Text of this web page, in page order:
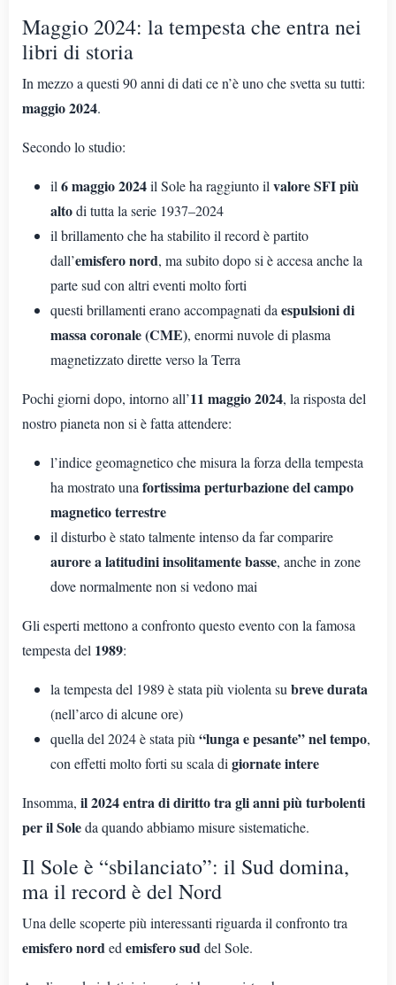
Maggio 2024: la tempesta che entra nei
libri di storia
In mezzo a questi 90 anni di dati ce n’è uno che svetta su tutti:
maggio 2024.
Secondo lo studio:
il 6 maggio 2024il Sole ha raggiunto il valore SFI più
altodi tutta la serie 1937–2024
il brillamento che ha stabilito il record è partito
dall’emisfero nord, ma subito dopo si è accesa anche la
parte sud con altri eventi molto forti
questi brillamenti erano accompagnati da espulsioni di
massa coronale (CME), enormi nuvole di plasma
magnetizzato dirette verso la Terra
Pochi giorni dopo, intorno all’11 maggio 2024, la risposta del
nostro pianeta non si è fatta attendere:
l’indice geomagnetico che misura la forza della tempesta
ha mostrato una fortissima perturbazione del campo
magnetico terrestre
il disturbo è stato talmente intenso da far comparire
aurore a latitudini insolitamente basse, anche in zone
dove normalmente non si vedono mai
Gli esperti mettono a confronto questo evento con la famosa
tempesta del 1989:
la tempesta del 1989 è stata più violenta su breve durata
(nell’arco di alcune ore)
quella del 2024 è stata più “lunga e pesante” nel tempo,
con effetti molto forti su scala di giornate intere
Insomma, il 2024 entra di diritto tra gli anni più turbolenti
per il Soleda quando abbiamo misure sistematiche.
Il Sole è “sbilanciato”: il Sud domina,
ma il record è del Nord
Una delle scoperte più interessanti riguarda il confronto tra
emisfero norded emisfero suddel Sole.